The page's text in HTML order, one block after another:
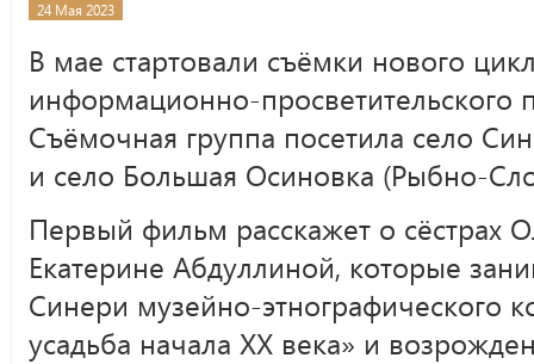
24 Мая 2023
В мае стартовали съёмки нового
информационно-просветительского
Съёмочная группа посетила село
и село Большая Осиновка (Рыбно-
Первый фильм расскажет о сёстрах
Екатерине Абдуллиной, которые
Синери музейно-этнографического
усадьба начала ХХ века» и